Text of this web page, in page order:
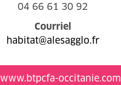
04 66 61 30 92
Courriel
habitat@alesagglo.fr
www.btpcfa-occitanie.com